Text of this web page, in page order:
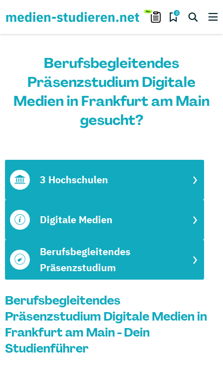
0
Berufsbegleitendes
Präsenzstudium Digitale
Medien in Frankfurt am Main
gesucht?
Berufsbegleitendes
Präsenzstudium
Digitale Medien
3 Hochschulen
Berufsbegleitendes
Präsenzstudium Digitale Medien in
Frankfurt am Main - Dein
Studienführer